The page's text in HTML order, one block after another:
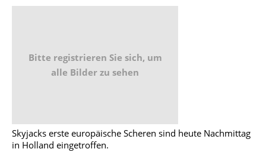
Bitte registrieren Sie sich, um
alle Bilder zu sehen
Skyjacks erste europäische Scheren sind heute Nachmittag
in Holland eingetroffen.